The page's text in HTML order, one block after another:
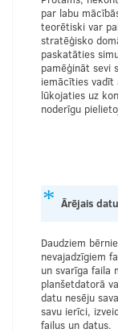
par labu
teorētiski var
stratēģisko
paskatāties
pamēģināt sevi
iemācīties vadīt
lūkojaties uz
noderīgu
Ārējais
Daudziem
nevajadzīgiem
un svarīga faila
planšetdatorā
datu nesēju
savu ierīci,
failus un datus.